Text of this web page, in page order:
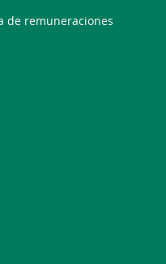
de remuneraciones